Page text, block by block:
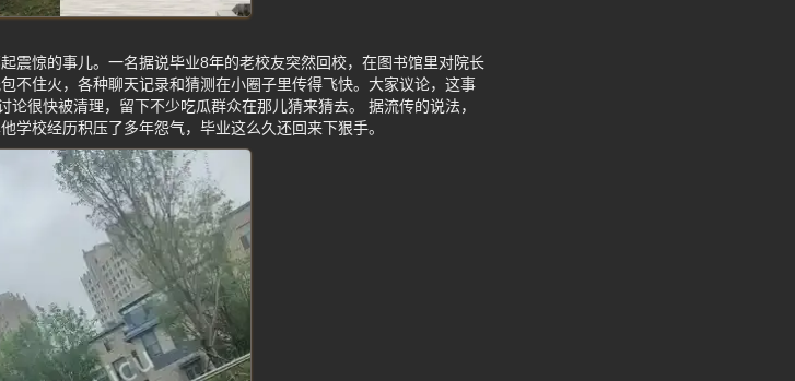
震惊的事儿。一名据说毕业8年的老校友突然回校，在图书馆里对院长
不住火，各种聊天记录和猜测在小圈子里传得飞快。大家议论，这事
很快被清理，留下不少吃瓜群众在那儿猜来猜去。 据流传的说法，
学校经历积压了多年怨气，毕业这么久还回来下狠手。